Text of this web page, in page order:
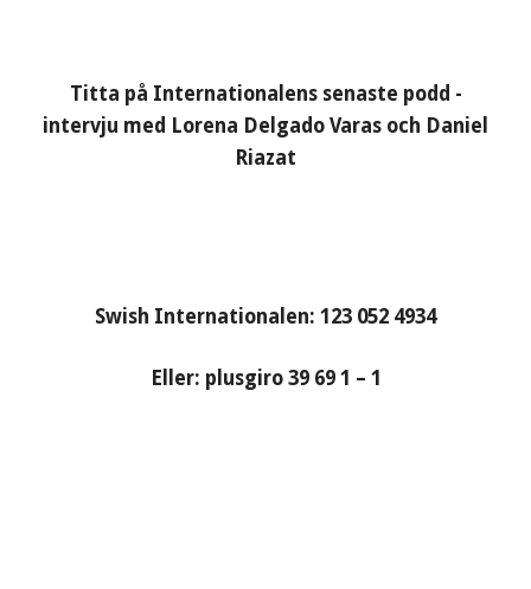
Titta på Internationalens senaste podd -
intervju med Lorena Delgado Varas och Daniel
Riazat
Swish Internationalen: 123 052 4934
Eller: plusgiro 39 69 1 – 1